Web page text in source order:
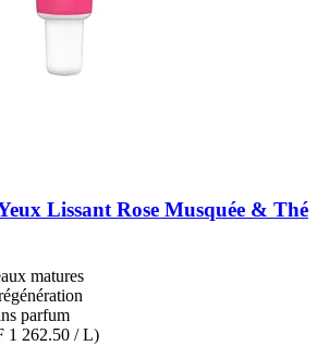
Lissant Rose Musquée & Thé
matures
parfum
1 262.50 / L)